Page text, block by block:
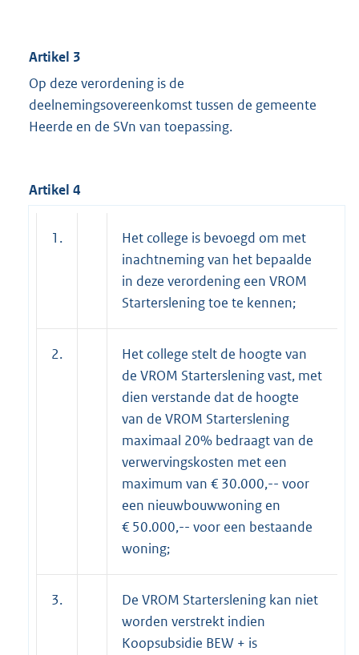
Artikel 3
Op deze verordening is de
deelnemingsovereenkomst tussen de gemeente
Heerde en de SVn van toepassing.
Artikel 4
1.
Het college is bevoegd om met
inachtneming van het bepaalde
in deze verordening een VROM
Starterslening toe te kennen;
2.
Het college stelt de hoogte van
de VROM Starterslening vast, met
dien verstande dat de hoogte
van de VROM Starterslening
maximaal 20% bedraagt van de
verwervingskosten met een
maximum van € 30.000,-- voor
een nieuwbouwwoning en
€ 50.000,-- voor een bestaande
woning;
3.
De VROM Starterslening kan niet
worden verstrekt indien
Koopsubsidie BEW + is